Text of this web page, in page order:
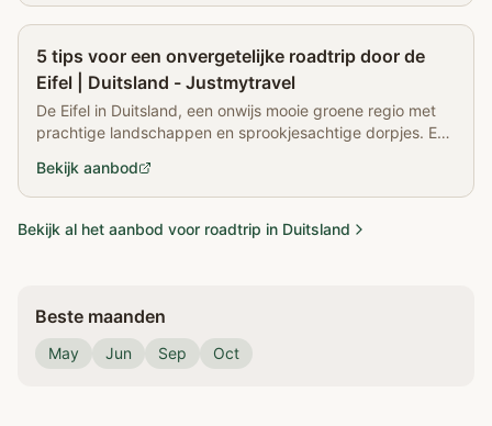
5 tips voor een onvergetelijke roadtrip door de
Eifel | Duitsland - Justmytravel
De Eifel in Duitsland, een onwijs mooie groene regio met
prachtige landschappen en sprookjesachtige dorpjes. Een
Bekijk aanbod
Bekijk al het aanbod voor roadtrip in Duitsland
Beste maanden
May Jun Sep Oct